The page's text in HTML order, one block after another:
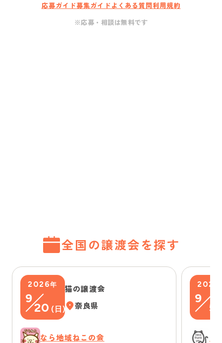
応募ガイド募集ガイド よくある質問利用規約
※応募・相談は無料です
全国の譲渡会を探す
2026年
9
20 ( 日)
猫の譲渡会
奈良県
なら地域ねこの会
2026
9
5